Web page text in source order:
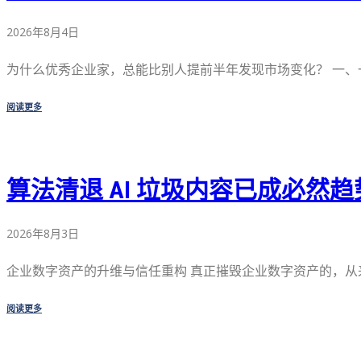
2026年8月4日
为什么优秀企业家，总能比别人提前半年发现市场变化？ 一
阅读更多
算法清退 AI 垃圾内容已成必然趋
2026年8月3日
企业数字资产的升维与信任重构 真正摧毁企业数字资产的，
阅读更多